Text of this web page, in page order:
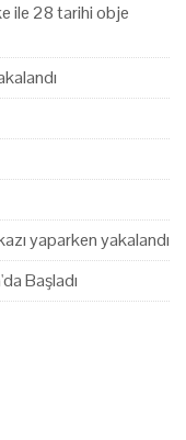
ile 28 tarihi obje
yaparken yakalandı
Başladı